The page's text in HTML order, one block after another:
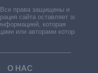
Все права защищены и
сайта оставляет за
которая
или авторами которой
О НАС